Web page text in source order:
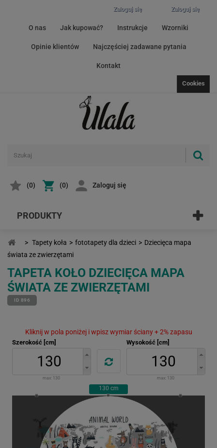
Zaloguj się
Zaloguj się
O nas Jak kupować? Instrukcje Wzorniki
Opinie klientów Najczęściej zadawane pytania
Kontakt
Cookies
(0) (0) Zaloguj się
PRODUKTY
> Tapety koła > fototapety dla dzieci > Dziecięca mapa
świata ze zwierzętami
TAPETA KOŁO DZIECIĘCA MAPA
ŚWIATA ZE ZWIERZĘTAMI
ID 896
Kliknij w pola poniżej i wpisz wymiar ściany + 2% zapasu
Szerokość [cm]
max: 130
Wysokość [cm]
max: 130
130 cm